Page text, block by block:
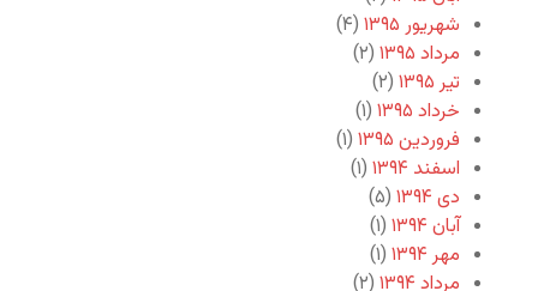
شهریور ۱۳۹۵
(۴)
مرداد ۱۳۹۵
(۲)
تیر ۱۳۹۵
(۲)
خرداد ۱۳۹۵
(۱)
فروردین ۱۳۹۵
(۱)
اسفند ۱۳۹۴
(۱)
دی ۱۳۹۴
(۵)
آبان ۱۳۹۴
(۱)
مهر ۱۳۹۴
(۱)
مرداد ۱۳۹۴
(۲)